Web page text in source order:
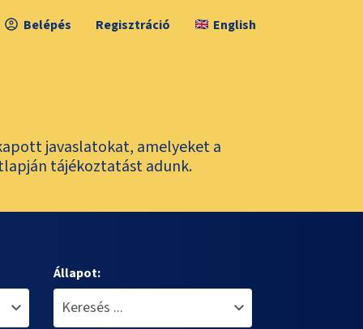
Belépés Regisztráció English
javaslatokat, amelyeket a
tájékoztatást adunk.
Állapot: